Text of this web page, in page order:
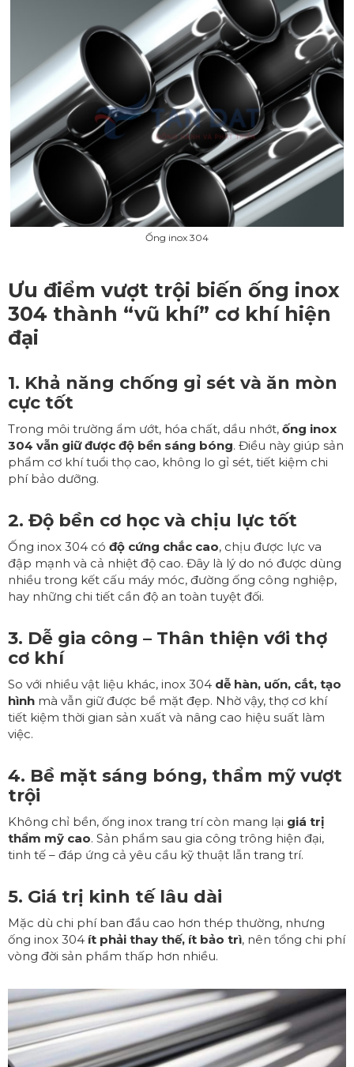
Ống inox 304
Ưu điểm vượt trội biến ống inox
304 thành “vũ khí” cơ khí hiện
đại
1. Khả năng chống gỉ sét và ăn mòn
cực tốt
Trong môi trường ẩm ướt, hóa chất, dầu nhớt, ống inox
304 vẫn giữ được độ bền sáng bóng. Điều này giúp sản
phẩm cơ khí tuổi thọ cao, không lo gỉ sét, tiết kiệm chi
phí bảo dưỡng.
2. Độ bền cơ học và chịu lực tốt
Ống inox 304 có độ cứng chắc cao, chịu được lực va
đập mạnh và cả nhiệt độ cao. Đây là lý do nó được dùng
nhiều trong kết cấu máy móc, đường ống công nghiệp,
hay những chi tiết cần độ an toàn tuyệt đối.
3. Dễ gia công – Thân thiện với thợ
cơ khí
So với nhiều vật liệu khác, inox 304 dễ hàn, uốn, cắt, tạo
hình mà vẫn giữ được bề mặt đẹp. Nhờ vậy, thợ cơ khí
tiết kiệm thời gian sản xuất và nâng cao hiệu suất làm
việc.
4. Bề mặt sáng bóng, thẩm mỹ vượt
trội
Không chỉ bền, ống inox trang trícòn mang lại giá trị
thẩm mỹ cao. Sản phẩm sau gia công trông hiện đại,
tinh tế – đáp ứng cả yêu cầu kỹ thuật lẫn trang trí.
5. Giá trị kinh tế lâu dài
Mặc dù chi phí ban đầu cao hơn thép thường, nhưng
ống inox 304 ít phải thay thế, ít bảo trì, nên tổng chi phí
vòng đời sản phẩm thấp hơn nhiều.